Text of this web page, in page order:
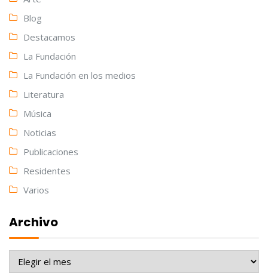
Blog
Destacamos
La Fundación
La Fundación en los medios
Literatura
Música
Noticias
Publicaciones
Residentes
Varios
Archivo
Archivo